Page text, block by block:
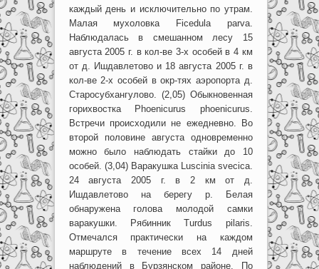
каждый день и исключительно по утрам.
Малая мухоловка Ficedula parva.
Наблюдалась в смешанном лесу 15
августа 2005 г. в кол-ве 3-х особей в 4 км
от д. Ишдавлетово и 18 августа 2005 г. в
кол-ве 2-х особей в окр-тях аэропорта д.
Старосубхангулово. (2,05) Обыкновенная
горихвостка Phoenicurus phoenicurus.
Встречи происходили не ежедневно. Во
второй половине августа одновременно
можно было наблюдать стайки до 10
особей. (3,04) Варакушка Luscinia svecica.
24 августа 2005 г. в 2 км от д.
Ишдавлетово на берегу р. Белая
обнаружена голова молодой самки
варакушки. Рябинник Turdus pilaris.
Отмечался практически на каждом
маршруте в течение всех 14 дней
наблюдений в Бурзянском районе. По